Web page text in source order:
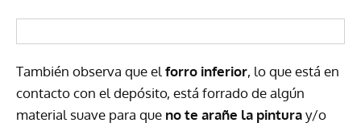
También observa que el forro inferior, lo que está en
contacto con el depósito, está forrado de algún
material suave para que no te arañe la pinturay/o